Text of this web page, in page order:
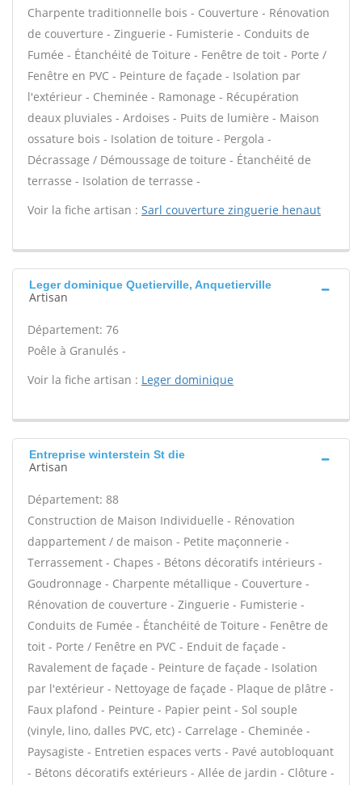
Charpente traditionnelle bois - Couverture - Rénovation
de couverture - Zinguerie - Fumisterie - Conduits de
Fumée - Étanchéité de Toiture - Fenêtre de toit - Porte /
Fenêtre en PVC - Peinture de façade - Isolation par
l'extérieur - Cheminée - Ramonage - Récupération
deaux pluviales - Ardoises - Puits de lumière - Maison
ossature bois - Isolation de toiture - Pergola -
Décrassage / Démoussage de toiture - Étanchéité de
terrasse - Isolation de terrasse -
Voir la fiche artisan : Sarl couverture zinguerie henaut
Leger dominique Quetierville, Anquetierville
Artisan
Département: 76
Poêle à Granulés -
Voir la fiche artisan : Leger dominique
Entreprise winterstein St die
Artisan
Département: 88
Construction de Maison Individuelle - Rénovation
dappartement / de maison - Petite maçonnerie -
Terrassement - Chapes - Bétons décoratifs intérieurs -
Goudronnage - Charpente métallique - Couverture -
Rénovation de couverture - Zinguerie - Fumisterie -
Conduits de Fumée - Étanchéité de Toiture - Fenêtre de
toit - Porte / Fenêtre en PVC - Enduit de façade -
Ravalement de façade - Peinture de façade - Isolation
par l'extérieur - Nettoyage de façade - Plaque de plâtre -
Faux plafond - Peinture - Papier peint - Sol souple
(vinyle, lino, dalles PVC, etc) - Carrelage - Cheminée -
Paysagiste - Entretien espaces verts - Pavé autobloquant
- Bétons décoratifs extérieurs - Allée de jardin - Clôture -